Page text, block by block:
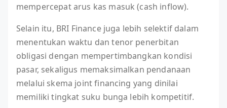
mempercepat arus kas masuk (cash inflow).
Selain itu, BRI Finance juga lebih selektif dalam
menentukan waktu dan tenor penerbitan
obligasi dengan mempertimbangkan kondisi
pasar, sekaligus memaksimalkan pendanaan
melalui skema joint financing yang dinilai
memiliki tingkat suku bunga lebih kompetitif.